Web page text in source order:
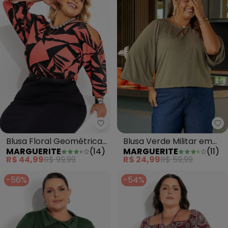
Marguerite - Blusa Floral
Blusa Floral Geométrica
em Malha de Viscose
MARGUERITE (14)
R$ 44,99R$ 99,99
Blusa Verde Militar em
Malha Flamê
MARGUERITE (11)
R$ 24,99R$ 59,99
-56%
-54%